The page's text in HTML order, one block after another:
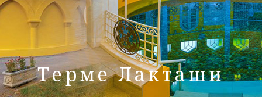
Упознај Лакташе -
360° tour